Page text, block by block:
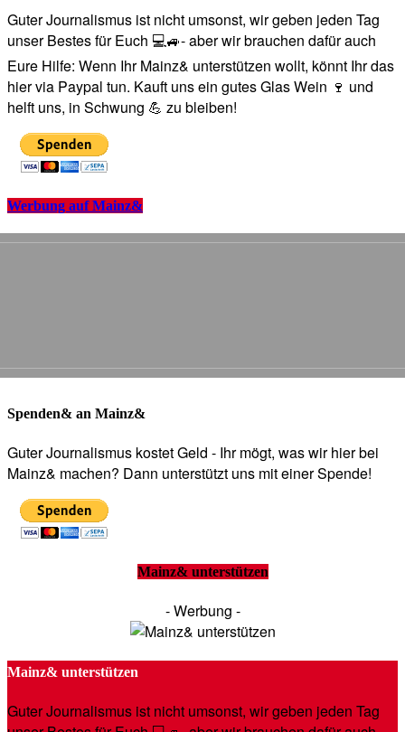
Guter Journalismus ist nicht umsonst, wir geben jeden Tag
unser Bestes für Euch 💻🚙- aber wir brauchen dafür auch
Eure Hilfe: Wenn Ihr Mainz& unterstützen wollt, könnt Ihr das
hier via Paypal tun. Kauft uns ein gutes Glas Wein 🍷 und
helft uns, in Schwung 💪 zu bleiben!
Werbung auf Mainz&
Spenden& an Mainz&
Guter Journalismus kostet Geld - Ihr mögt, was wir hier bei
Mainz& machen? Dann unterstützt uns mit einer Spende!
Mainz& unterstützen
- Werbung -
Mainz& unterstützen
Guter Journalismus ist nicht umsonst, wir geben jeden Tag